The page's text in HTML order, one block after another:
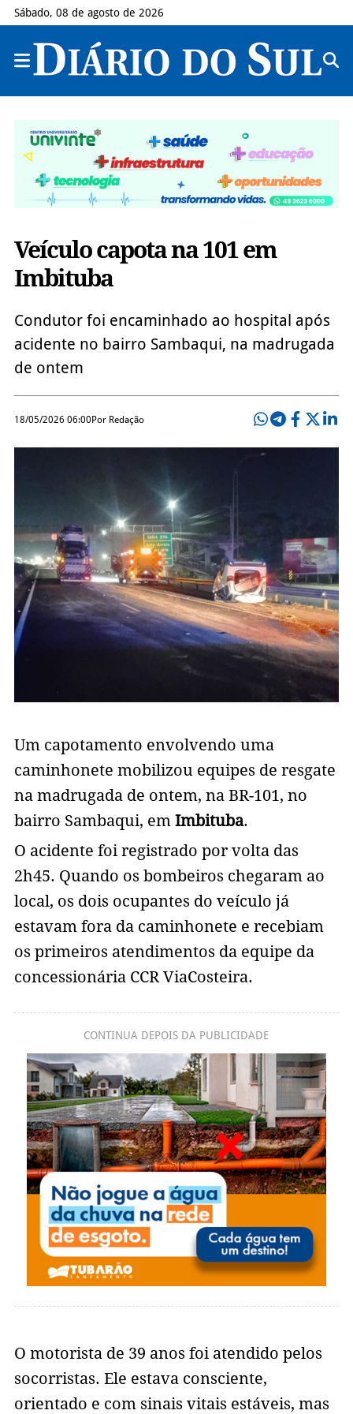
Sábado, 08 de agosto de 2026
Veículo capota na 101 em
Imbituba
Condutor foi encaminhado ao hospital após
acidente no bairro Sambaqui, na madrugada
de ontem
18/05/2026 06:00Por Redação
Um capotamento envolvendo uma
caminhonete mobilizou equipes de resgate
na madrugada de ontem, na BR-101, no
bairro Sambaqui, emImbituba.
O acidente foi registrado por volta das
2h45. Quando os bombeiros chegaram ao
local, os dois ocupantes do veículo já
estavam fora da caminhonete e recebiam
os primeiros atendimentos da equipe da
concessionária CCR ViaCosteira.
CONTINUA DEPOIS DA PUBLICIDADE
O motorista de 39 anos foi atendido pelos
socorristas. Ele estava consciente,
orientado e com sinais vitais estáveis, mas